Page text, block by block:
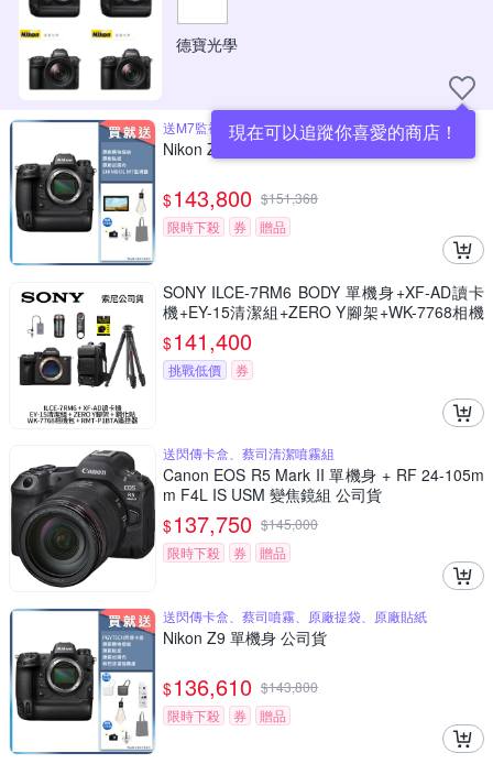
德寶光學
現在可以追蹤你喜愛的商店！
送M7監視器、原廠提袋、原廠拭鏡布
Nikon Z9 單機身 公司貨
$143,800 $151,368
限時下殺
券 贈品
SONY ILCE-7RM6 BODY 單機身+XF-AD讀卡
機+EY-15清潔組+ZERO Y腳架+WK-7768相機
包+RMT-P1BTA遙控器+鋼化貼 α7RVI A7RM6
(公司貨)
$141,400
挑戰低價 券
送閃傳卡盒、蔡司清潔噴霧組
Canon EOS R5 Mark II 單機身 + RF 24-105m
m F4L IS USM 變焦鏡組 公司貨
$137,750 $145,000
限時下殺
券 贈品
送閃傳卡盒、蔡司噴霧、原廠提袋、原廠貼紙
Nikon Z9 單機身 公司貨
$136,610 $143,800
限時下殺
券 贈品